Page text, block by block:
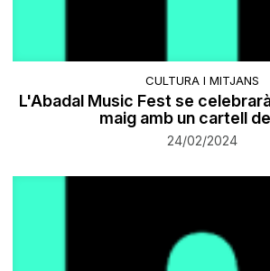
CULTURA I MITJANS
L'Abadal Music Fest se
maig amb un cartell
24/02/2024